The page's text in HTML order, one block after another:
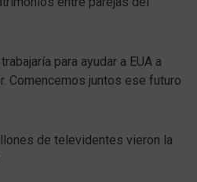
para ayudar a EUA a
Comencemos juntos ese futuro
de televidentes vieron la